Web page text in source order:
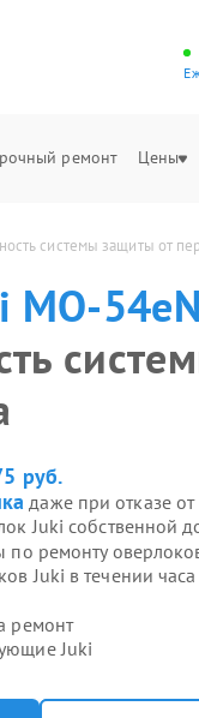
ремонт Цены
системы защиты от
MO-54eN
руб.
даже при отказе
Juki собственной
по ремонту
Juki в течении часа
ремонт
Juki